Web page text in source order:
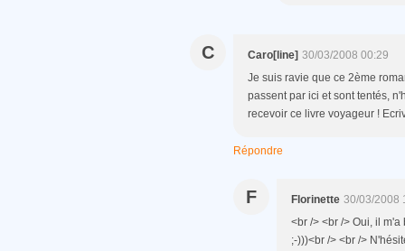
C Caro[line] 30/03/2008 00:29
Je suis ravie que ce 2ème
passent par ici et sont tentés,
recevoir ce livre voyageur !
Répondre
F Florinette 30/03/2008
<br /> <br /> Oui, il
;-)))<br /> <br />